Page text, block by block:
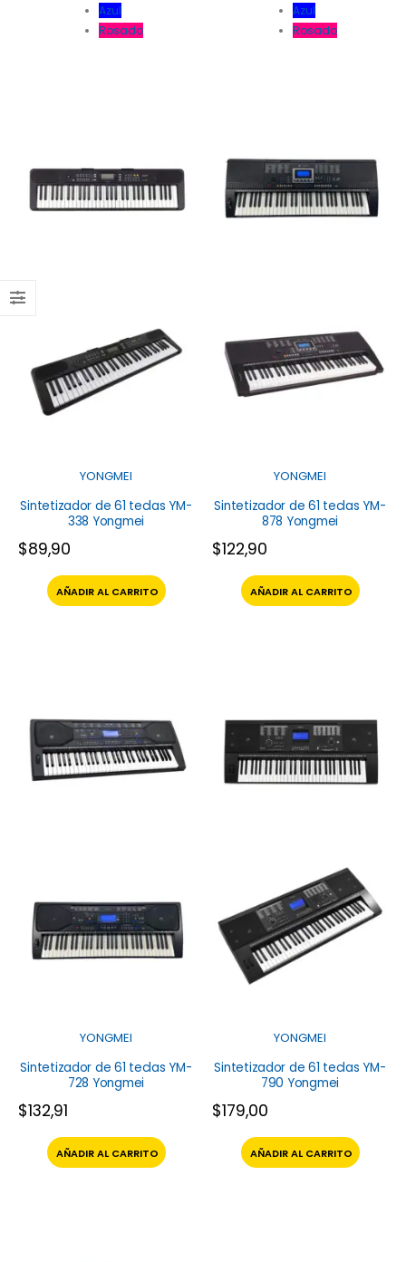
Azul
Rosado
Azul
Rosado
YONGMEI
Sintetizador de 61 teclas YM-
338 Yongmei
$89,90
AÑADIR AL CARRITO
YONGMEI
Sintetizador de 61 teclas YM-
878 Yongmei
$122,90
AÑADIR AL CARRITO
YONGMEI
Sintetizador de 61 teclas YM-
728 Yongmei
$132,91
AÑADIR AL CARRITO
YONGMEI
Sintetizador de 61 teclas YM-
790 Yongmei
$179,00
AÑADIR AL CARRITO